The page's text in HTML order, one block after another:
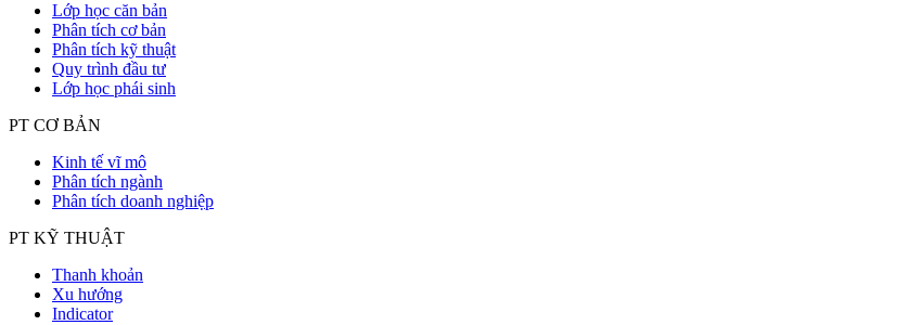
Lớp học căn bản
Phân tích cơ bản
Phân tích kỹ thuật
Quy trình đầu tư
Lớp học phái sinh
PT CƠ BẢN
Kinh tế vĩ mô
Phân tích ngành
Phân tích doanh nghiệp
PT KỸ THUẬT
Thanh khoản
Xu hướng
Indicator